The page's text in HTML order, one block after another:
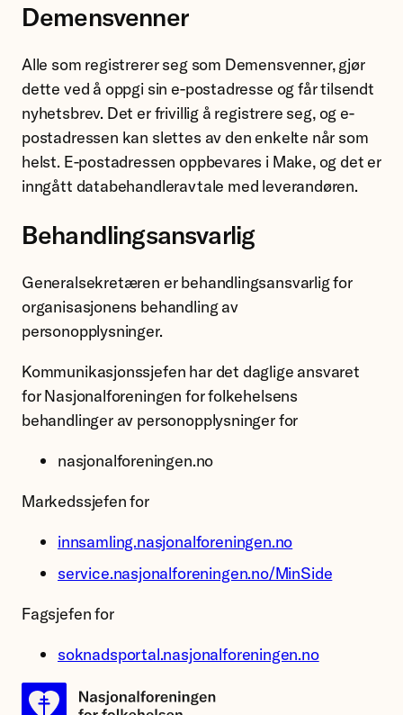
Demensvenner
Alle som registrerer seg som Demensvenner, gjør
dette ved å oppgi sin e-postadresse og får tilsendt
nyhetsbrev. Det er frivillig å registrere seg, og e-
postadressen kan slettes av den enkelte når som
helst. E-postadressen oppbevares i Make, og det er
inngått databehandleravtale med leverandøren.
Behandlingsansvarlig
Generalsekretæren er behandlingsansvarlig for
organisasjonens behandling av
personopplysninger.
Kommunikasjonssjefen har det daglige ansvaret
for Nasjonalforeningen for folkehelsens
behandlinger av personopplysninger for
nasjonalforeningen.no
Markedssjefen for
innsamling.nasjonalforeningen.no
service.nasjonalforeningen.no/MinSide
Fagsjefen for
soknadsportal.nasjonalforeningen.no